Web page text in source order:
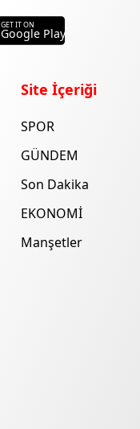
GET IT ON
Google Play
Site İçeriği
SPOR
GÜNDEM
Son Dakika
EKONOMİ
Manşetler